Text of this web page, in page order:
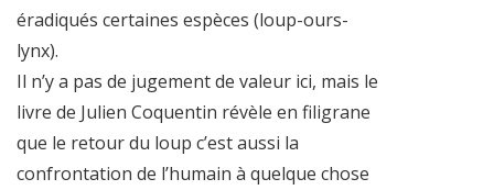
éradiqués certaines espèces (loup-ours-
lynx).
Il n’y a pas de jugement de valeur ici, mais le
livre de Julien Coquentin révèle en filigrane
que le retour du loup c’est aussi la
confrontation de l’humain à quelque chose